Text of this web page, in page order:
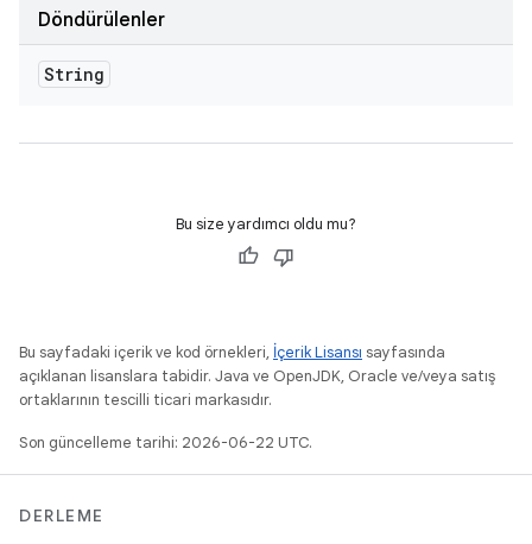
Döndürülenler
String
Bu size yardımcı oldu mu?
Bu sayfadaki içerik ve kod örnekleri, İçerik Lisansı sayfasında
açıklanan lisanslara tabidir. Java ve OpenJDK, Oracle ve/veya satış
ortaklarının tescilli ticari markasıdır.
Son güncelleme tarihi: 2026-06-22 UTC.
DERLEME